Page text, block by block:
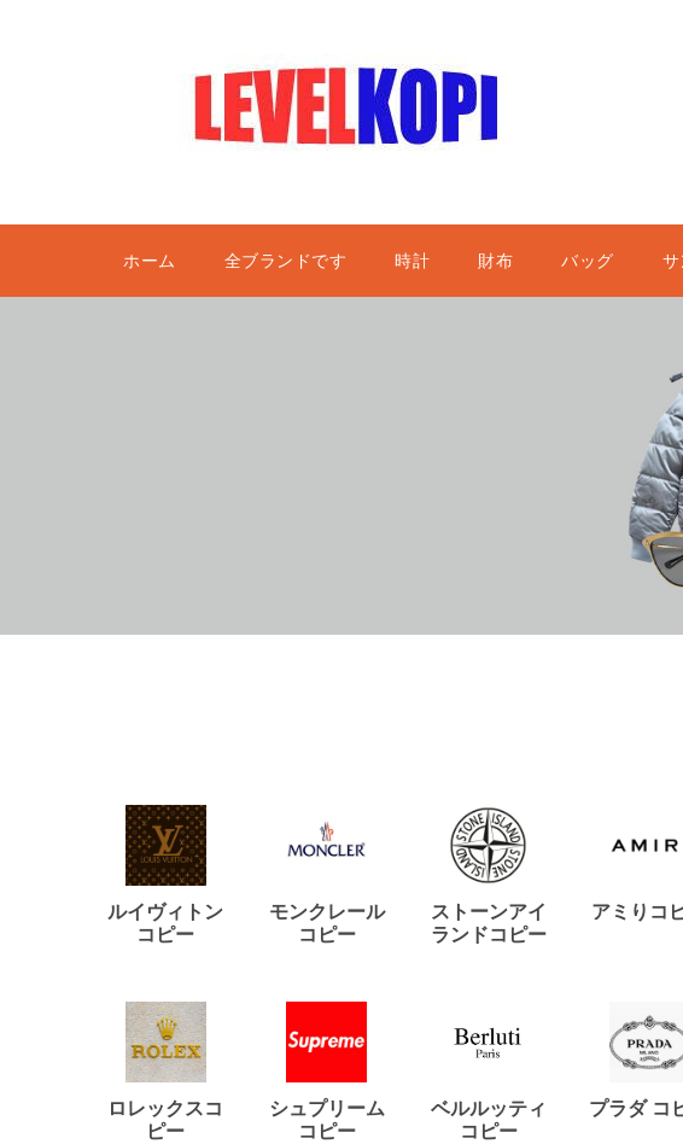
ホーム 全ブランドです 時計 財布 バッグ
ルイヴィトン
コピー
モンクレール
コピー
ストーンアイ
ランドコピー
アミりコ
ロレックスコ
ピー
シュプリーム
コピー
ベルルッティ
コピー
プラダ コ